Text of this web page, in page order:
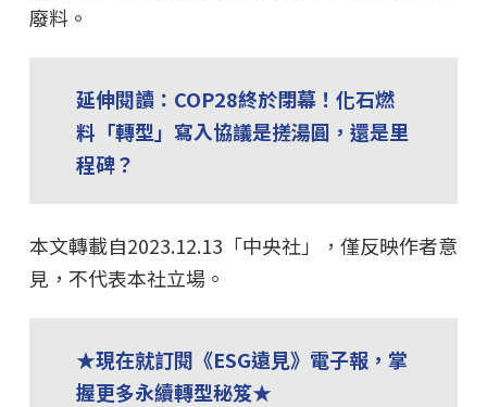
廢料。
延伸閱讀：COP28終於閉幕！化石燃
料「轉型」寫入協議是搓湯圓，還是里
程碑？
本文轉載自2023.12.13「中央社」，僅反映作者意
見，不代表本社立場。
★現在就訂閱《ESG遠見》電子報，掌
握更多永續轉型秘笈★